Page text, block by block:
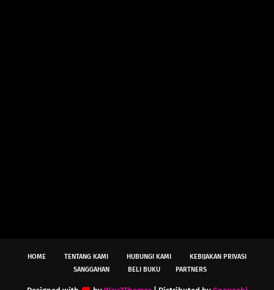
HOME TENTANG KAMI HUBUNGI KAMI
KEBIJAKAN PRIVASI
SANGGAHAN
BELI BUKU PARTNERS